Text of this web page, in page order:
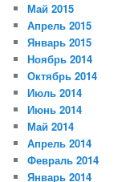
Май 2015
Апрель 2015
Январь 2015
Ноябрь 2014
Октябрь 2014
Июль 2014
Июнь 2014
Май 2014
Апрель 2014
Февраль 2014
Январь 2014